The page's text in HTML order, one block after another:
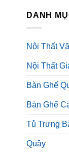
DANH
Nội Thất
Nội Thất
Bàn Ghế
Bàn Ghế
Tủ Trưng
Quầy